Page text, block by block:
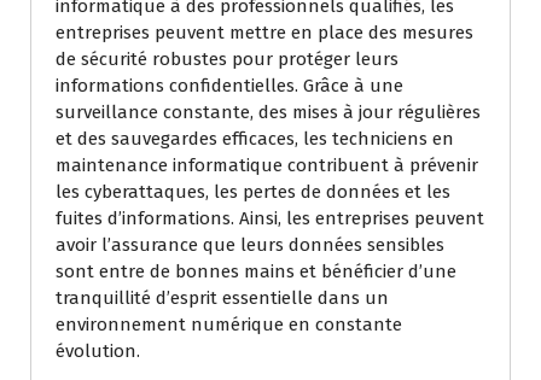
informatique à des professionnels qualifiés, les
entreprises peuvent mettre en place des mesures
de sécurité robustes pour protéger leurs
informations confidentielles. Grâce à une
surveillance constante, des mises à jour régulières
et des sauvegardes efficaces, les techniciens en
maintenance informatique contribuent à prévenir
les cyberattaques, les pertes de données et les
fuites d’informations. Ainsi, les entreprises peuvent
avoir l’assurance que leurs données sensibles
sont entre de bonnes mains et bénéficier d’une
tranquillité d’esprit essentielle dans un
environnement numérique en constante
évolution.